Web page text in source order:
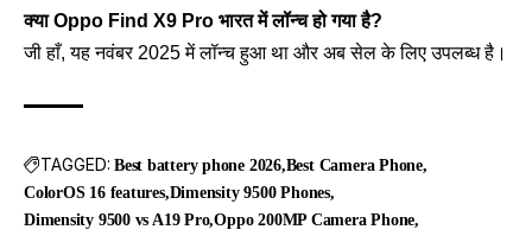
क्या Oppo Find X9 Pro भारत में लॉन्च हो गया है?
जी हाँ, यह नवंबर 2025 में लॉन्च हुआ था और अब सेल के लिए उपलब्ध है।
TAGGED: Best battery phone 2026 Best Camera Phone
ColorOS 16 features Dimensity 9500 Phones
Dimensity 9500 vs A19 Pro Oppo 200MP Camera Phone